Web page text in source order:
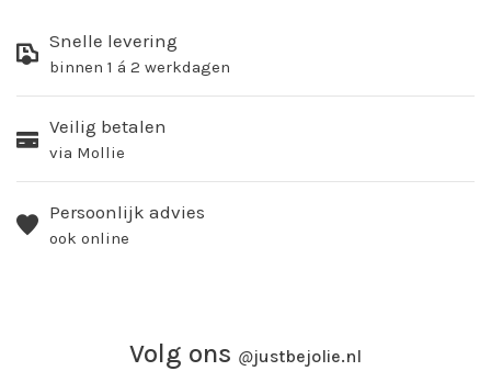
Snelle levering
binnen 1 á 2 werkdagen
Veilig betalen
via Mollie
Persoonlijk advies
ook online
Volg ons @justbejolie.nl